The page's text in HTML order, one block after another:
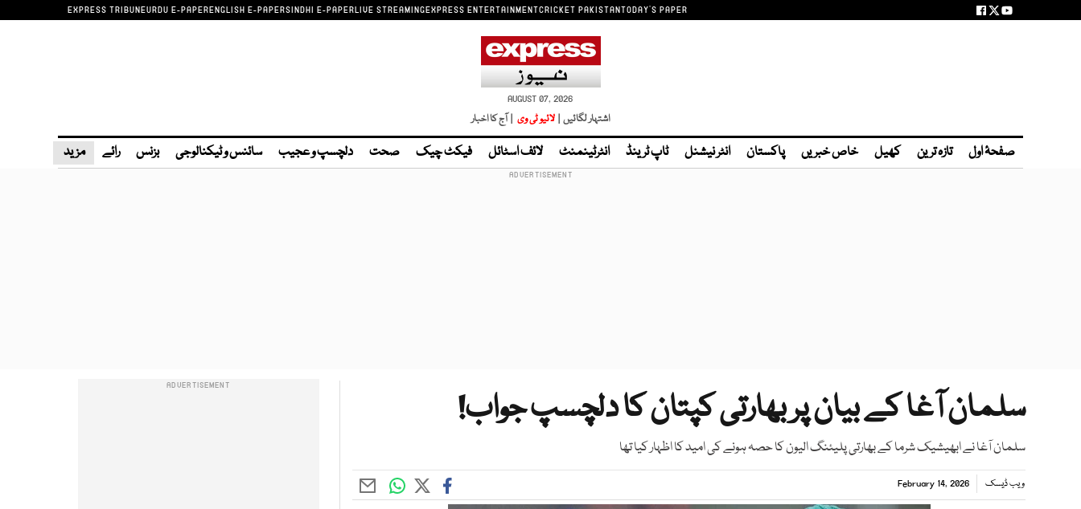
EXPRESS TRIBUNEURDU E-PAPERENGLISH E-PAPERSINDHI E-PAPERLIVE STREAMINGEXPRESS ENTERTAINMENTCRICKET PAKISTANTODAY'S PAPER
AUGUST 07, 2026
اشتہار لگائیں | لائیو ٹی وی | آج کا اخبار
صفحۂ اول تازہ ترین کھیل خاص خبریں پاکستان انٹر نیشنل ٹاپ ٹرینڈ انٹرٹینمنٹ لائف اسٹائل فیکٹ چیک صحت دلچسپ و عجیب سائنس و ٹیکنالوجی بزنس رائے مزید
سلمان آغا کے بیان پر بھارتی کپتان کا دلچسپ جواب!
سلمان آغا نے ابھیشیک شرما کے بھارتی پلیئنگ الیون کا حصہ ہونے کی امید کا اظہار کیا تھا
ویب ڈیسک February 14, 2026